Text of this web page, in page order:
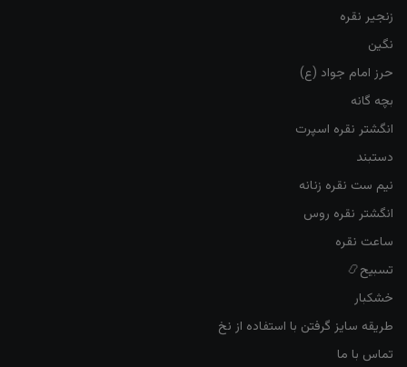
زنجیر نقره
نگین
حرز امام جواد (ع)
بچه گانه
انگشتر نقره اسپرت
دستبند
نیم ست نقره زنانه
انگشتر نقره روس
ساعت نقره
تسبیح📿
خشکبار
طریقه سایز گرفتن با استفاده از نخ
تماس با ما